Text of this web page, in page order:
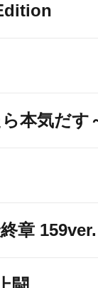
本気だす
章 159ver.